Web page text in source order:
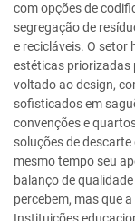
com opções de
segregação de
e recicláveis. O setor
estéticas priorizadas
voltado ao design,
sofisticados em
convenções e
soluções de
mesmo tempo seu
balanço de
percebem, mas que